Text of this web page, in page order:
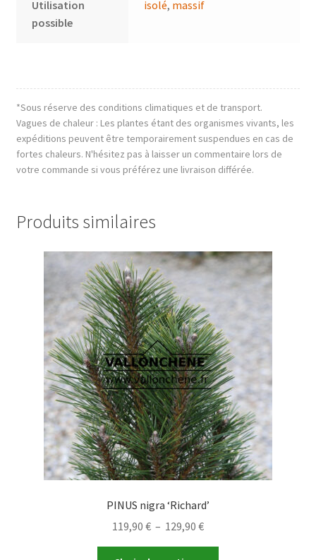
Utilisation
possible
isolé, massif
*Sous réserve des conditions climatiques et de transport.
Vagues de chaleur : Les plantes étant des organismes vivants, les
expéditions peuvent être temporairement suspendues en cas de
fortes chaleurs. N'hésitez pas à laisser un commentaire lors de
votre commande si vous préférez une livraison différée.
Produits similaires
PINUS nigra ‘Richard’
119,90 € – 129,90 €Plage
de